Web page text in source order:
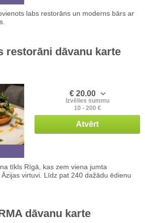
labs restorāns un moderns bārs ar
restorāni dāvanu karte
€ 20.00
Izvēlies summu
10 - 200 €
Atvērt
tīkls Rīgā, kas zem viena jumta
virtuvi. Līdz pat 240 dažādu ēdienu
dāvanu karte